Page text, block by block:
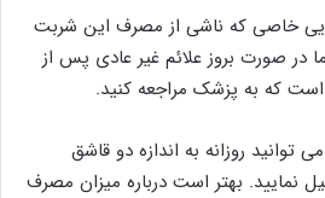
خاصی که ناشی از مصرف این شربت
در صورت بروز علائم غیر عادی پس از
که به پزشک مراجعه کنید.
توانید روزانه به اندازه دو قاشق
نمایید. بهتر است درباره میزان مصرف